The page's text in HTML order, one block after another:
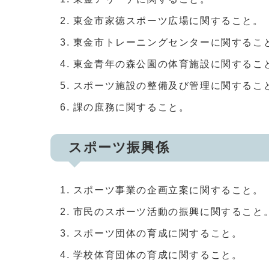
東金市家徳スポーツ広場に関すること。
東金市トレーニングセンターに関するこ
東金青年の森公園の体育施設に関するこ
スポーツ施設の整備及び管理に関するこ
課の庶務に関すること。
スポーツ振興係
スポーツ事業の企画立案に関すること。
市民のスポーツ活動の振興に関すること。
スポーツ団体の育成に関すること。
学校体育団体の育成に関すること。